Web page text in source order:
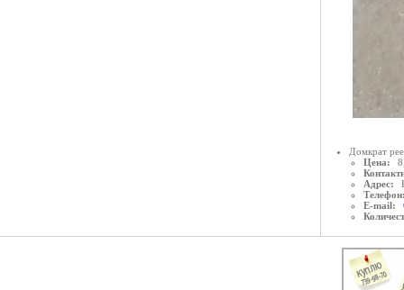
Домкрат
Цена:
Адрес:
E-mail: